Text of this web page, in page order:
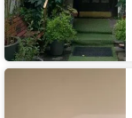
Отель